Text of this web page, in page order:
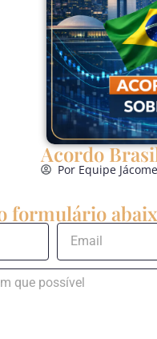
Acordo
Por Equipe Jácome
formulário